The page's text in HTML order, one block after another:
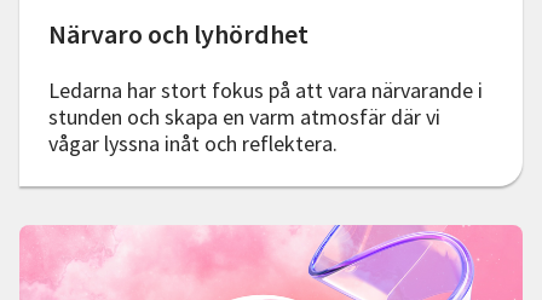
Närvaro och lyhördhet
Ledarna har stort fokus på att vara närvarande i
stunden och skapa en varm atmosfär där vi
vågar lyssna inåt och reflektera.